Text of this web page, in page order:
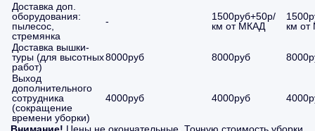
Доставка доп.
оборудования:
пылесос,
стремянка
-
1500руб+50р/
км от МКАД
км
Доставка вышки-
туры (для высотных
работ)
8000руб 8000руб
Выход
дополнительного
сотрудника
(сокращение
времени уборки)
4000руб 4000руб